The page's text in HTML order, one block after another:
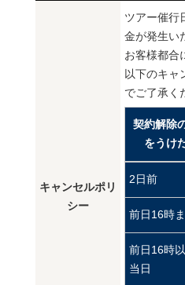
キャンセルポリ
シー
ツアー催行
金が発生い
お客様都合
以下のキャ
でご了承く
契約解除
をうけ
2日前
前日16時
前日16時
当日